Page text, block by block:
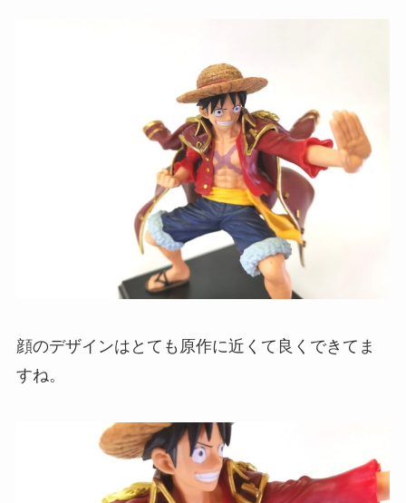
顔のデザインはとても原作に近くて良くできてま
すね。